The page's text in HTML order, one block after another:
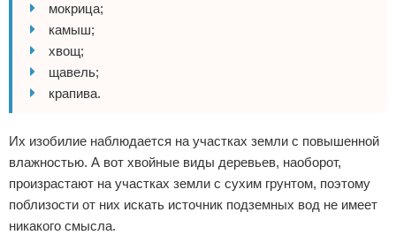
мокрица;
камыш;
хвощ;
щавель;
крапива.
Их изобилие наблюдается на участках земли с повышенной
влажностью. А вот хвойные виды деревьев, наоборот,
произрастают на участках земли с сухим грунтом, поэтому
поблизости от них искать источник подземных вод не имеет
никакого смысла.